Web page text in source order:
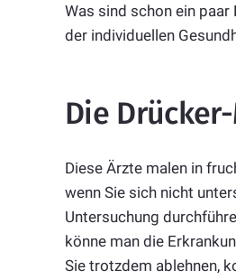
Was sind schon ein
der individuellen
Die
Diese Ärzte malen in
wenn Sie sich nicht
Untersuchung
könne man die
Sie trotzdem ablehnen,